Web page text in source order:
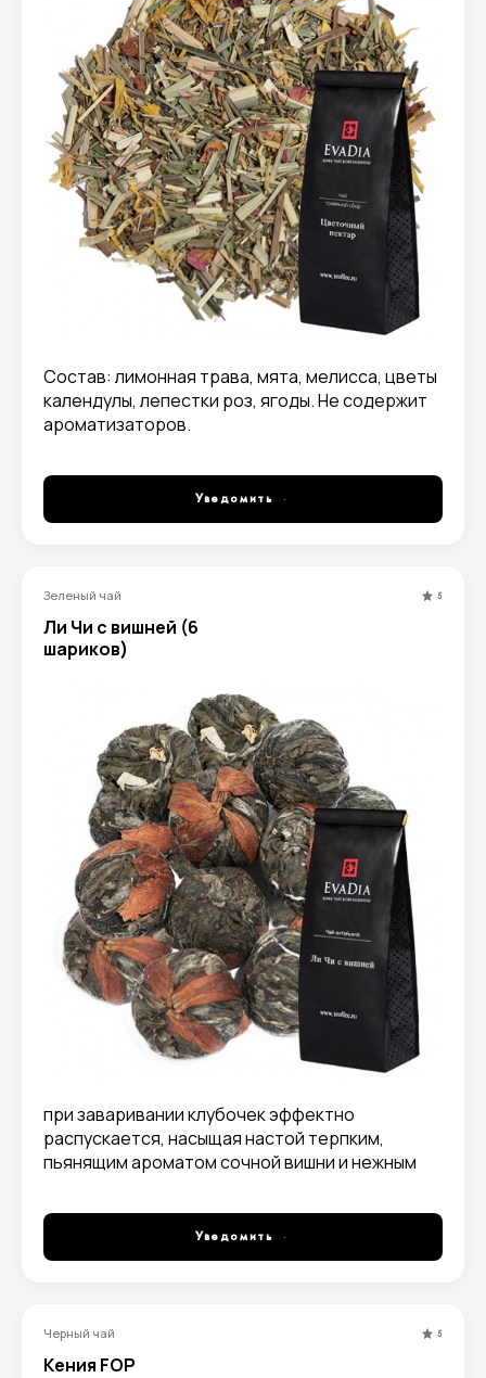
Состав: лимонная трава, мята, мелисса, цветы
календулы, лепестки роз, ягоды. Не содержит
ароматизаторов.
Уведомить
Зеленый чай 5
Ли Чи с вишней (6
шариков)
при заваривании клубочек эффектно
распускается, насыщая настой терпким,
пьянящим ароматом сочной вишни и нежным
Уведомить
Черный чай 5
Кения FOP